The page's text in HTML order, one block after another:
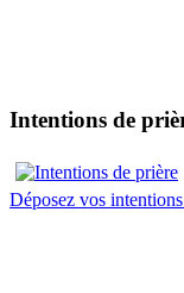
Intentions de
Déposez vos